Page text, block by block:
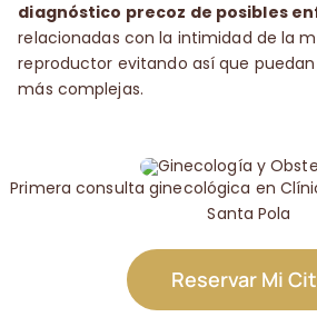
diagnóstico precoz de posibles
relacionadas con la intimidad de la
reproductor evitando así que
más complejas.
Primera consulta ginecológica en
Santa Pola
Reservar Mi